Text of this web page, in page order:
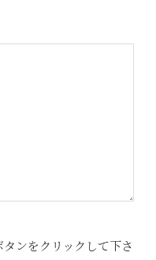
ンをクリックして下さ